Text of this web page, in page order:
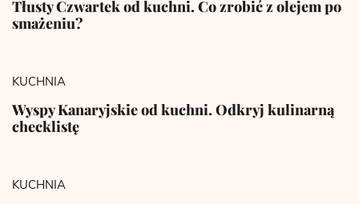
Tłusty Czwartek od kuchni. Co zrobić z olejem po
smażeniu?
KUCHNIA
Wyspy Kanaryjskie od kuchni. Odkryj kulinarną
checklistę
KUCHNIA